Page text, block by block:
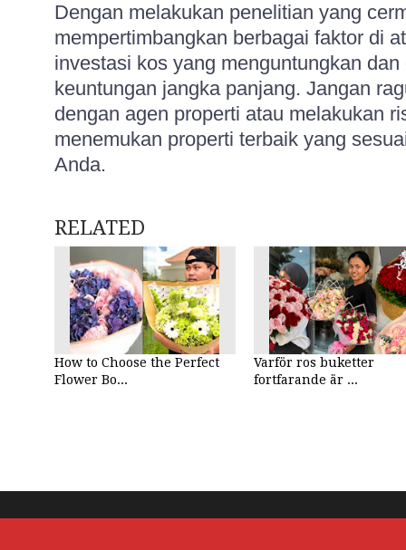
Dengan melakukan penelitian yang
mempertimbangkan berbagai faktor di
investasi kos yang menguntungkan
keuntungan jangka panjang. Jangan
dengan agen properti atau melakukan
menemukan properti terbaik yang
Anda.
RELATED
How to Choose the Perfect
Flower Bo...
Varför ros buketter
fortfarande är ...